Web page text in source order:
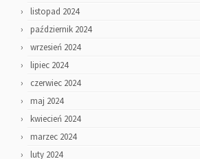
listopad 2024
październik 2024
wrzesień 2024
lipiec 2024
czerwiec 2024
maj 2024
kwiecień 2024
marzec 2024
luty 2024